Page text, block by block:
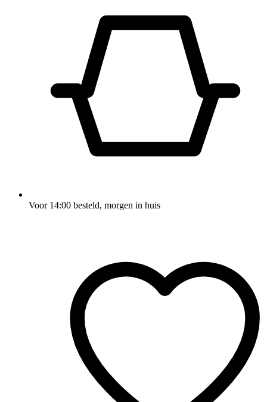
Voor 14:00 besteld, morgen in huis